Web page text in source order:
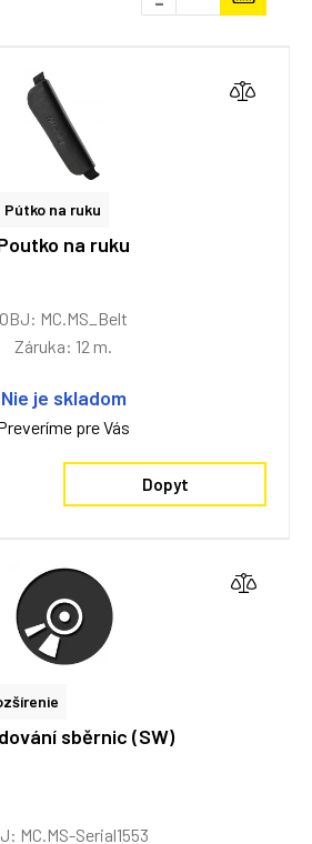
Pútko na ruku
na ruku
OBJ: MC.MS_Belt
Záruka: 12 m.
Nie je skladom
pre Vás
Dopyt
sběrnic (SW)
MC.MS-Serial1553